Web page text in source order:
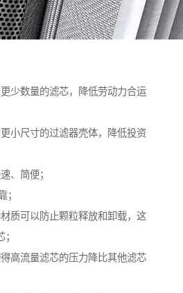
少数量的滤芯，降低劳动力合运
小尺寸的过滤器壳体，降低投资
、简便；
；
质可以防止颗粒释放和卸载，这
高流量滤芯的压力降比其他滤芯